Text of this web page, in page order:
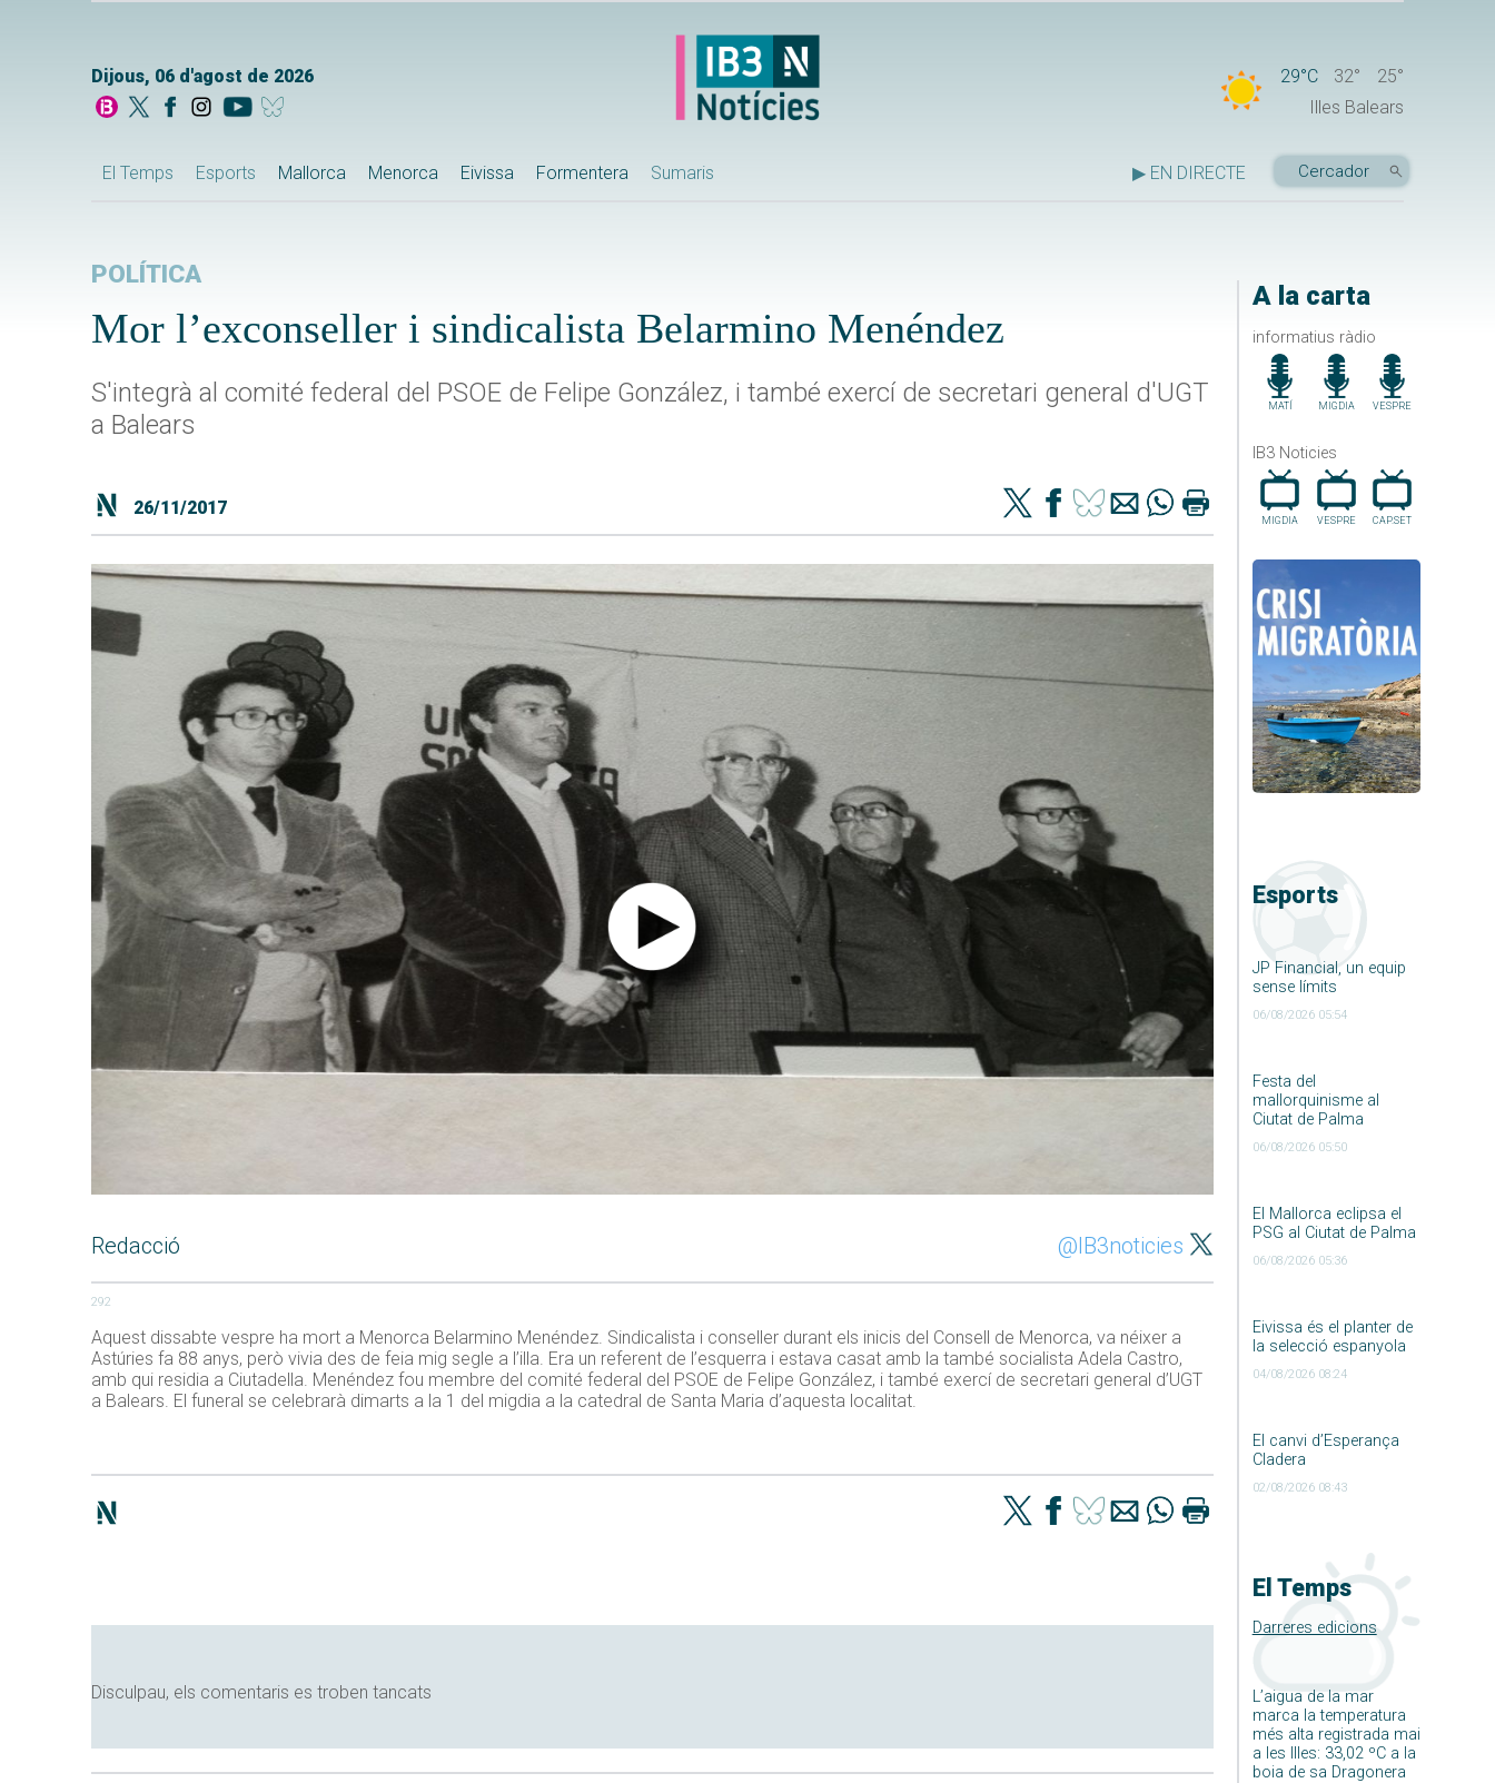
Dijous, 06 d'agost de 2026 29°C 32°
25°
Illes Balears
El Temps Esports Mallorca Menorca Eivissa Formentera Sumaris ▶ EN DIRECTE
A la carta
informatius ràdio
MATÍ MIGDIA VESPRE
IB3 Noticies
MIGDIA VESPRE CAP.SET
Esports
JP Financial, un equip
sense límits
06/08/2026 05:54
Festa del
mallorquinisme al
Ciutat de Palma
06/08/2026 05:50
El Mallorca eclipsa el
PSG al Ciutat de Palma
06/08/2026 05:36
Eivissa és el planter de
la selecció espanyola
04/08/2026 08:24
El canvi d’Esperança
Cladera
02/08/2026 08:43
El Temps
Darreres edicions
L’aigua de la mar
marca la temperatura
més alta registrada mai
a les Illes: 33,02 ºC a la
boia de sa Dragonera
POLÍTICA
Mor l’exconseller i sindicalista Belarmino Menéndez
S'integrà al comité federal del PSOE de Felipe González, i també exercí de secretari general d'UGT
a Balears
26/11/2017
Redacció @IB3noticies
292
Aquest dissabte vespre ha mort a Menorca Belarmino Menéndez. Sindicalista i conseller durant els inicis del Consell de Menorca, va néixer a
Astúries fa 88 anys, però vivia des de feia mig segle a l’illa. Era un referent de l’esquerra i estava casat amb la també socialista Adela Castro,
amb qui residia a Ciutadella. Menéndez fou membre del comité federal del PSOE de Felipe González, i també exercí de secretari general d’UGT
a Balears. El funeral se celebrarà dimarts a la 1 del migdia a la catedral de Santa Maria d’aquesta localitat.
Disculpau, els comentaris es troben tancats